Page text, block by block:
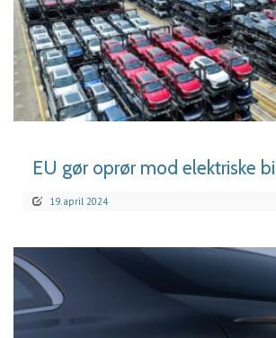
EU gør oprør mod elektriske
19. april 2024